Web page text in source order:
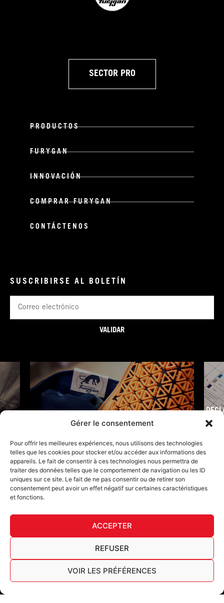
Gérer le consentement
Pour offrir les meilleures expériences, nous utilisons des technologies
telles que les cookies pour stocker et/ou accéder aux informations des
appareils. Le fait de consentir à ces technologies nous permettra de
traiter des données telles que le comportement de navigation ou les ID
uniques sur ce site. Le fait de ne pas consentir ou de retirer son
consentement peut avoir un effet négatif sur certaines caractéristiques
et fonctions.
ACCEPTER
REFUSER
VOIR LES PRÉFÉRENCES
SECTOR PRO
PRODUCTOS
FURYGAN
INNOVACIÓN
COMPRAR FURYGAN
CONTÁCTENOS
SUSCRIBIRSE AL BOLETÍN
electrónico
VALIDAR
F
e
o
I
t
g
L
k
e
d
Y
o
u
t
u
b
T
i
k
t
o
k
Furygan © Copyright - 2026 Todos los derechos reservados
Cookies